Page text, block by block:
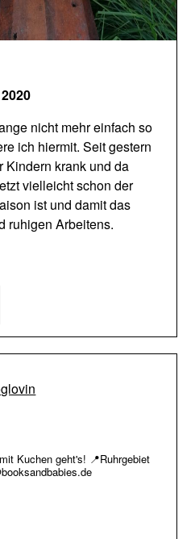
nicht mehr einfach so
ich hiermit. Seit gestern
Kindern krank und da
vielleicht schon der
ist und damit das
ruhigen Arbeitens.
Kuchen geht's! 📍Ruhrgebiet